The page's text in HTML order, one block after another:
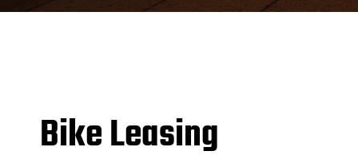
Bike Leasing